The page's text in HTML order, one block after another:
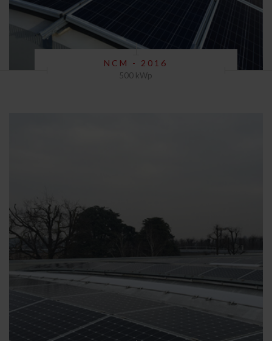
NCM - 2016
500 kWp